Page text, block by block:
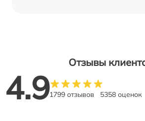
Отзывы
4.91799 отзывов 5358 оценок